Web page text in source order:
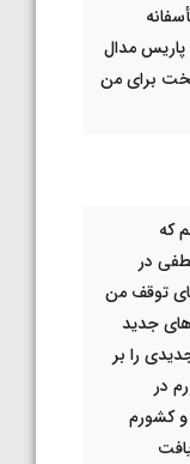
نتوانستم در المپیک تابستانی ۲۰۲۴ پاریس مدال
برای من
که
در
توقف من
جدید
را بر
در
کشورم